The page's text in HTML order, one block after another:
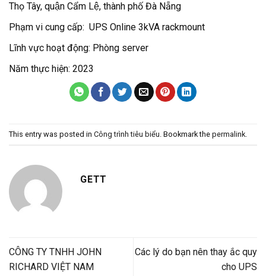
Thọ Tây, quận Cẩm Lệ, thành phố Đà Nẵng
Phạm vi cung cấp: UPS Online 3kVA rackmount
Lĩnh vực hoạt động: Phòng server
Năm thực hiện: 2023
This entry was posted in Công trình tiêu biểu . Bookmark the permalink
GETT
CÔNG TY TNHH JOHN
RICHARD VIỆT NAM
Các lý do bạn nên thay ắc quy
cho UPS